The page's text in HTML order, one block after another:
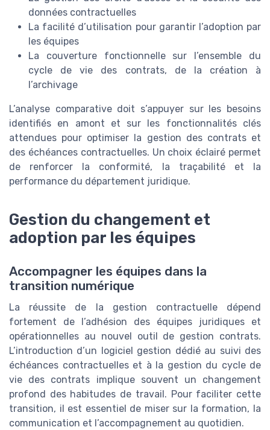
données contractuelles
La facilité d’utilisation pour garantir l’adoption par
les équipes
La couverture fonctionnelle sur l’ensemble du
cycle de vie des contrats, de la création à
l’archivage
L’analyse comparative doit s’appuyer sur les besoins
identifiés en amont et sur les fonctionnalités clés
attendues pour optimiser la gestion des contrats et
des échéances contractuelles. Un choix éclairé permet
de renforcer la conformité, la traçabilité et la
performance du département juridique.
Gestion du changement et
adoption par les équipes
Accompagner les équipes dans la
transition numérique
La réussite de la gestion contractuelle dépend
fortement de l’adhésion des équipes juridiques et
opérationnelles au nouvel outil de gestion contrats.
L’introduction d’un logiciel gestion dédié au suivi des
échéances contractuelles et à la gestion du cycle de
vie des contrats implique souvent un changement
profond des habitudes de travail. Pour faciliter cette
transition, il est essentiel de miser sur la formation, la
communication et l’accompagnement au quotidien.